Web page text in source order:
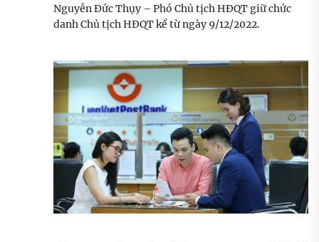
Nguyễn Đức Thụy – Phó Chủ tịch HĐQT giữ chức
danh Chủ tịch HĐQT kể từ ngày 9/12/2022.